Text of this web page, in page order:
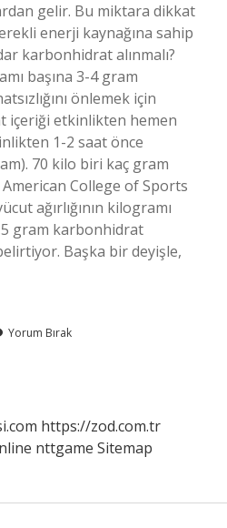
gelir. Bu miktara dikkat
enerji kaynağına sahip
karbonhidrat alınmalı?
başına 3-4 gram
önlemek için
içeriği etkinlikten hemen
1-2 saat önce
70 kilo biri kaç gram
College of Sports
ağırlığının kilogramı
gram karbonhidrat
Başka bir deyişle,
Yorum Bırak
https://zod.com.tr
nttgame Sitemap